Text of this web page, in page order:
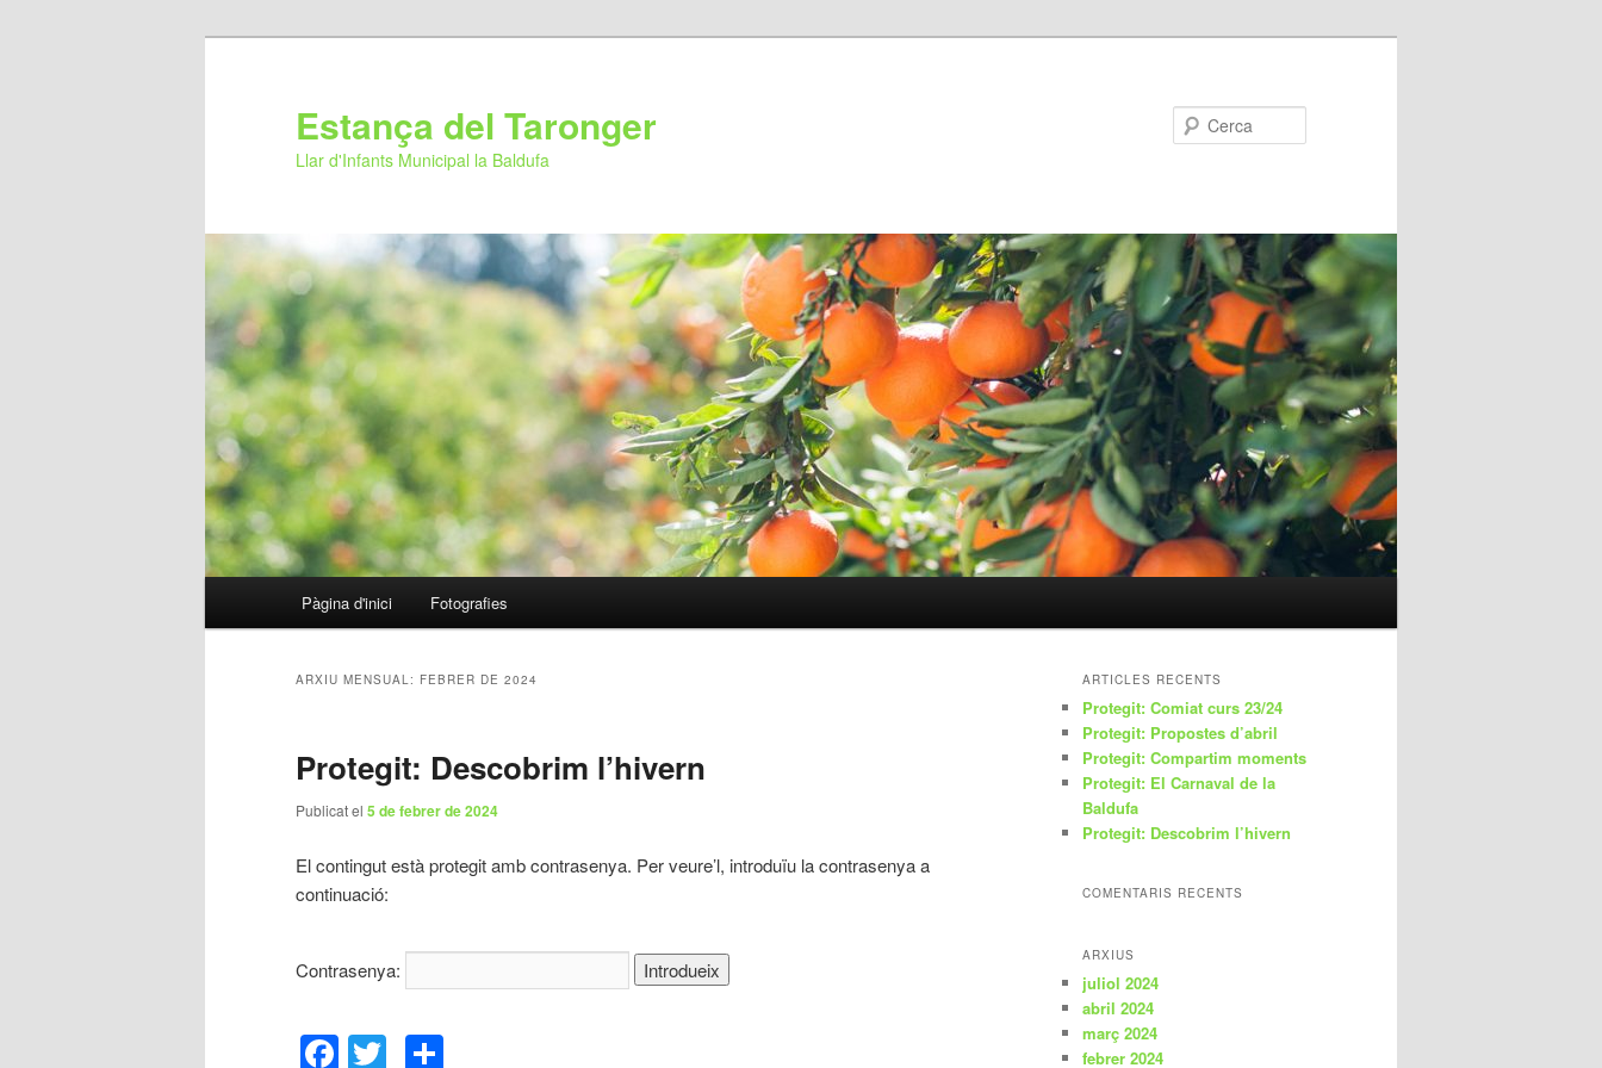
Estança del Taronger
Llar d'Infants Municipal la Baldufa
Aneu
principal
Aneu
secundari
Pàgina d'inici Fotografies
ARXIU MENSUAL: FEBRER DE 2024
Protegit: Descobrim l’hivern
Publicat el 5 de febrer de 2024
El contingut està protegit amb contrasenya. Per veure’l, introduïu la contrasenya a
continuació:
Contrasenya:
Facebook
Twitter
ARTICLES RECENTS
Protegit: Comiat curs 23/24
Protegit: Propostes d’abril
Protegit: Compartim moments
Protegit: El Carnaval de la
Baldufa
Protegit: Descobrim l’hivern
COMENTARIS RECENTS
ARXIUS
juliol 2024
abril 2024
març 2024
febrer 2024